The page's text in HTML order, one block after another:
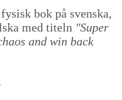
bok på svenska,
med titeln "Super
and win back